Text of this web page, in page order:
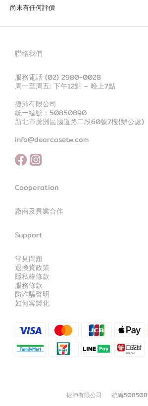
尚未有任何評價
聯絡我們
服務電話 (02) 2980-0028
周一至周五: 下午12點 – 晚上7點
捷沛有限公司
統一編號：50850890
新北市蘆洲區國道路二段60號7樓(辦公處)
info@dearcasetw.com
Cooperation
廠商及異業合作
Support
常見問題
退換貨政策
隱私權條款
服務條款
防詐騙聲明
如何客製化
捷沛有限公司 統編